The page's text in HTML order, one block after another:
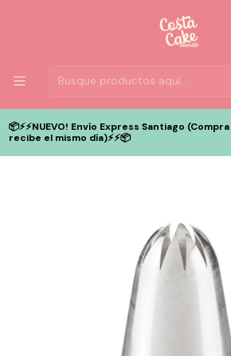
📦⚡️⚡️NUEVO! Envío Express Santiago
recibe el mismo día)⚡️⚡️📦